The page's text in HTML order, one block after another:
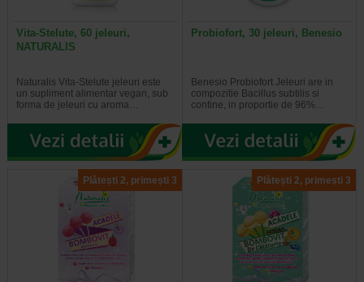
Vita-Stelute, 60 jeleuri,
NATURALIS
Naturalis Vita-Stelute jeleuri este
un supliment alimentar vegan, sub
forma de jeleuri cu aroma…
Probiofort, 30 jeleuri, Benesio
Benesio Probiofort Jeleuri are in
compozitie Bacillus subtilis si
contine, in proportie de 96%…
Plătești 2, primești 3 Plătești 2, primești 3